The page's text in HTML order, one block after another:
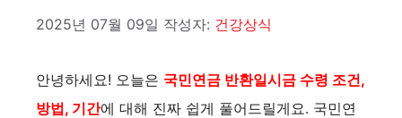
2025년 07월 09일 작성자: 건강상식
안녕하세요! 오늘은 국민연금 반환일시금 수령 조건,
방법, 기간에 대해 진짜 쉽게 풀어드릴게요. 국민연